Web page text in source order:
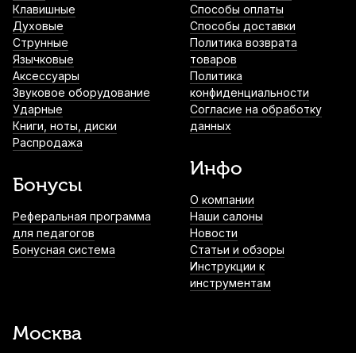
Клавишные
Духовые
Струнные
Язычковые
Аксессуары
Звуковое оборудование
Ударные
Книги, ноты, диски
Распродажа
Бонусы
Реферальная программа
для педагогов
Бонусная система
Способы оплаты
Способы доставки
Политика возврата
товаров
Политика
конфиденциальности
Согласие на обработку
данных
Инфо
О компании
Наши салоны
Новости
Статьи и обзоры
Инструкции к
инструментам
Москва